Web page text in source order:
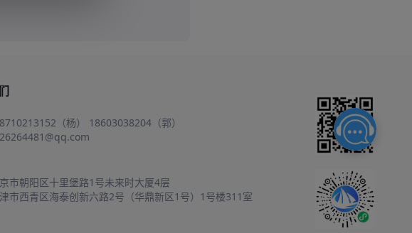
（杨）
18603038204（郭）
市朝阳区十里堡路1号未来时大厦4层
市西青区海泰创新六路2号（华鼎新区1号）1号楼311室